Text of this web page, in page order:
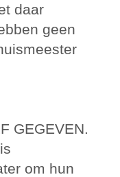
daar
geen
GEGEVEN.
om hun